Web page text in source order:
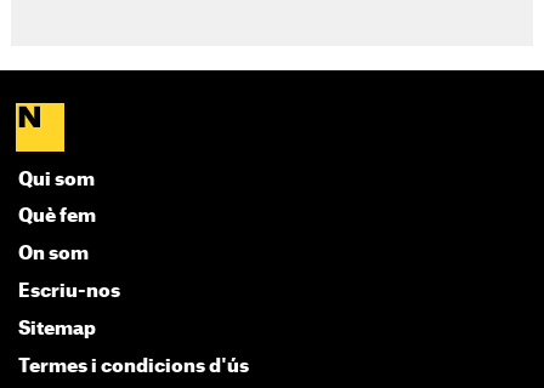
Qui som
Què fem
On som
Escriu-nos
Sitemap
Termes i condicions d'ús